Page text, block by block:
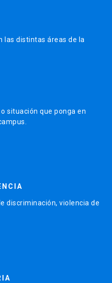
las distintas áreas de la
situación que ponga en
discriminación, violencia de